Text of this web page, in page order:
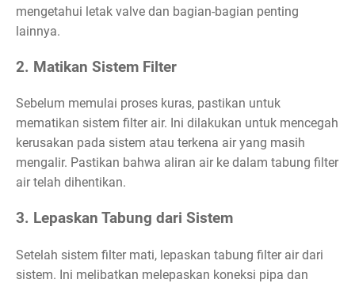
mengetahui letak valve dan bagian-bagian penting
lainnya.
2. Matikan Sistem Filter
Sebelum memulai proses kuras, pastikan untuk
mematikan sistem filter air. Ini dilakukan untuk mencegah
kerusakan pada sistem atau terkena air yang masih
mengalir. Pastikan bahwa aliran air ke dalam tabung filter
air telah dihentikan.
3. Lepaskan Tabung dari Sistem
Setelah sistem filter mati, lepaskan tabung filter air dari
sistem. Ini melibatkan melepaskan koneksi pipa dan